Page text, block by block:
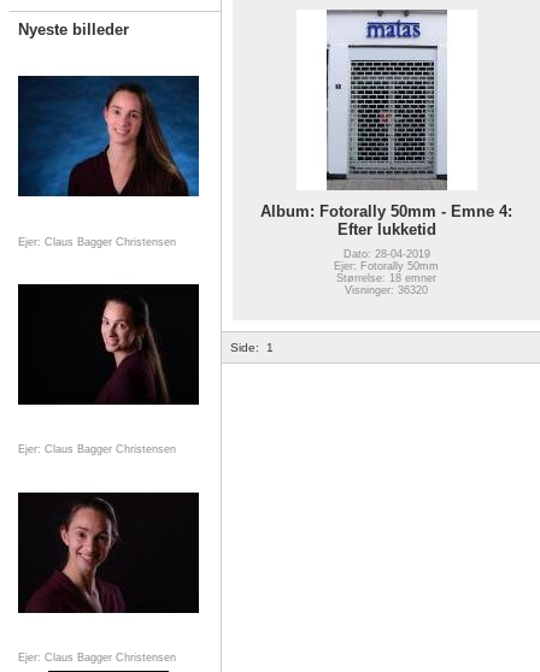
Nyeste billeder
Ejer: Claus Bagger Christensen
Ejer: Claus Bagger Christensen
Ejer: Claus Bagger Christensen
Album: Fotorally 50mm - Emne 4:
Efter lukketid
Dato: 28-04-2019
Ejer: Fotorally 50mm
Størrelse: 18 emner
Visninger: 36320
Side: 1